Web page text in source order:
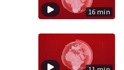
16 min